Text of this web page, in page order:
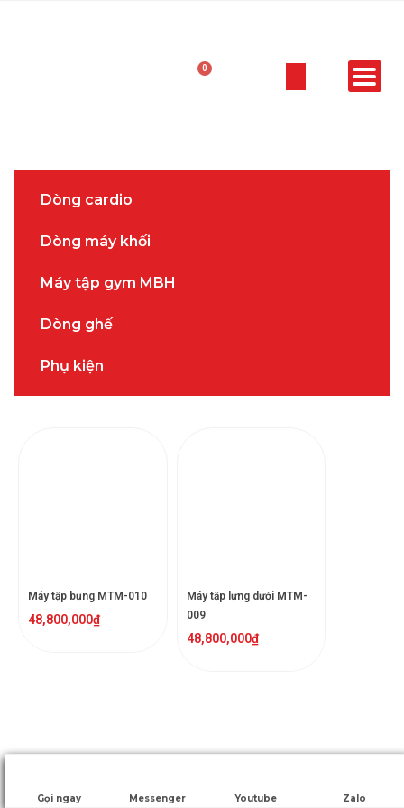
Dòng cardio
Dòng máy khối
Máy tập gym MBH
Dòng ghế
Phụ kiện
Máy tập bụng MTM-010
48,800,000₫
Máy tập lưng dưới MTM-
009
48,800,000₫
Zalo
Youtube
Messenger
Gọi ngay